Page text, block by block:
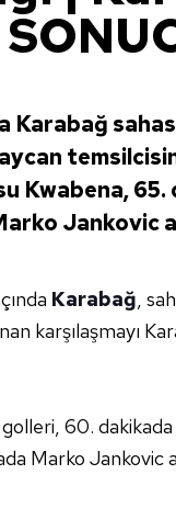
Kwabena, 65.
Jankovic
Karabağ,
karşılaşmayı
60.
Marko Jankovic